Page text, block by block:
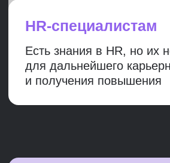
работала с подразделениями
• Отвечаю за разработку
и внедрение HR стратегии. Лидирую
проекты, направленные
на улучшение ключевых HR-
вовлеченность, планирование